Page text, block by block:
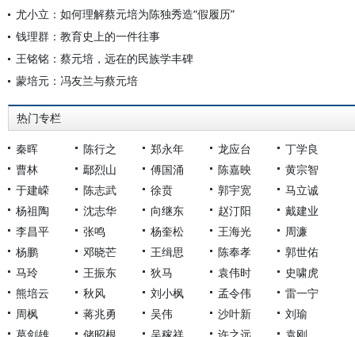
尤小立：如何理解蔡元培为陈独秀造“假履历”
钱理群：教育史上的一件往事
王铭铭：蔡元培，远在的民族学丰碑
蒙培元：冯友兰与蔡元培
热门专栏
秦晖 陈行之 郑永年 龙应台
丁学良
曹林
鄢烈山 傅国涌 陈嘉映
黄宗智
于建嵘
陈志武 徐贲 郭宇宽
马立诚
杨祖陶
沈志华 向继东 赵汀阳
戴建业
李昌平
张鸣 杨奎松 王海光
周濂
杨鹏
邓晓芒 王缉思 陈奉孝
郭世佑
马玲
王振东 狄马 袁伟时
史啸虎
熊培云
秋风 刘小枫 孟令伟
雷一宁
周枫
蒋兆勇 吴伟 沙叶新
刘瑜